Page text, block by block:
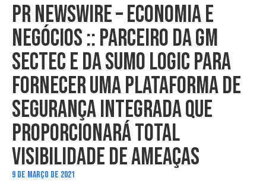
PR NEWSWIRE – ECONOMIA E
NEGÓCIOS :: PARCEIRO DA GM
SECTEC E DA SUMO LOGIC PARA
FORNECER UMA PLATAFORMA DE
SEGURANÇA INTEGRADA QUE
PROPORCIONARÁ TOTAL
VISIBILIDADE DE AMEAÇAS
9 DE MARÇO DE 2021